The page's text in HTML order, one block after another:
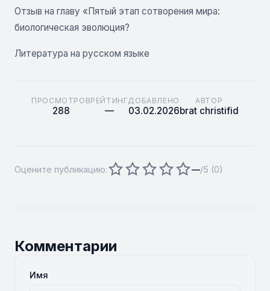
Отзыв на главу «Пятый этап сотворения мира:
биологическая эволюция?
Литература на русском языке
ПРОСМОТРОВ
288
РЕЙТИНГ
—
ДОБАВЛЕНО
03.02.2026
АВТОР
brat christifid
Оцените публикацию: —/5 (0)
Комментарии
Имя